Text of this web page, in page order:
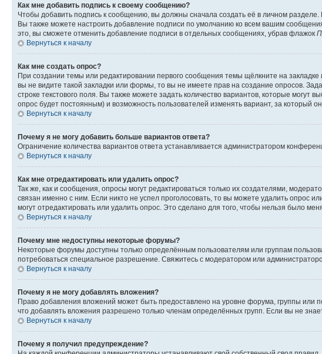
Как мне добавить подпись к своему сообщению?
Чтобы добавить подпись к сообщению, вы должны сначала создать её в личном
Вы также можете настроить добавление подписи по умолчанию ко всем вашим
это, вы сможете отменить добавление подписи в отдельных сообщениях, убрав флажок
Вернуться к началу
Как мне создать опрос?
При создании темы или редактировании первого сообщения темы щёлкните на
вы не видите такой закладки или формы, то вы не имеете прав на создание опросов.
строке текстового поля. Вы также можете задать количество вариантов, которые
опрос будет постоянным) и возможность пользователей изменять вариант, за который
Вернуться к началу
Почему я не могу добавить больше вариантов ответа?
Ограничение количества вариантов ответа устанавливается администратором
Вернуться к началу
Как мне отредактировать или удалить опрос?
Так же, как и сообщения, опросы могут редактироваться только их создателями,
связан именно с ним. Если никто не успел проголосовать, то вы можете удалить опрос
могут отредактировать или удалить опрос. Это сделано для того, чтобы нельзя было
Вернуться к началу
Почему мне недоступны некоторые форумы?
Некоторые форумы доступны только определённым пользователям или группам
потребоваться специальное разрешение. Свяжитесь с модератором или
Вернуться к началу
Почему я не могу добавлять вложения?
Право добавления вложений может быть предоставлено на уровне форума, группы
что добавлять вложения разрешено только членам определённых групп. Если вы не
Вернуться к началу
Почему я получил предупреждение?